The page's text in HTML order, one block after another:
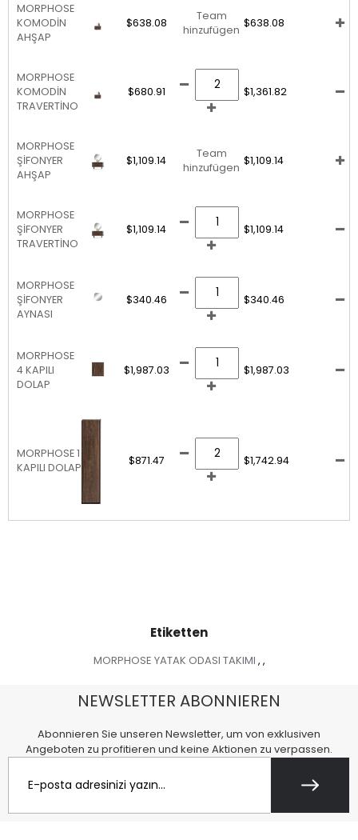
MORPHOSE
KOMODİN
AHŞAP
$638.08
Team
hinzufügen
$638.08
MORPHOSE
KOMODİN
TRAVERTİNO
$680.91 $1,361.82
MORPHOSE
ŞİFONYER
AHŞAP
$1,109.14
Team
hinzufügen
$1,109.14
MORPHOSE
ŞİFONYER
TRAVERTİNO
$1,109.14 $1,109.14
MORPHOSE
ŞİFONYER
AYNASI
$340.46 $340.46
MORPHOSE
4 KAPILI
DOLAP
$1,987.03 $1,987.03
MORPHOSE 1
KAPILI DOLAP
$871.47 $1,742.94
Etiketten
MORPHOSE YATAK ODASI TAKIMI , ,
NEWSLETTER ABONNIEREN
Abonnieren Sie unseren Newsletter, um von exklusiven
Angeboten zu profitieren und keine Aktionen zu verpassen.